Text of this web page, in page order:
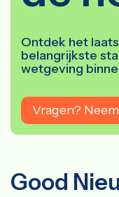
Ontdek het
belangrijkste
wetgeving
Vragen?
Good